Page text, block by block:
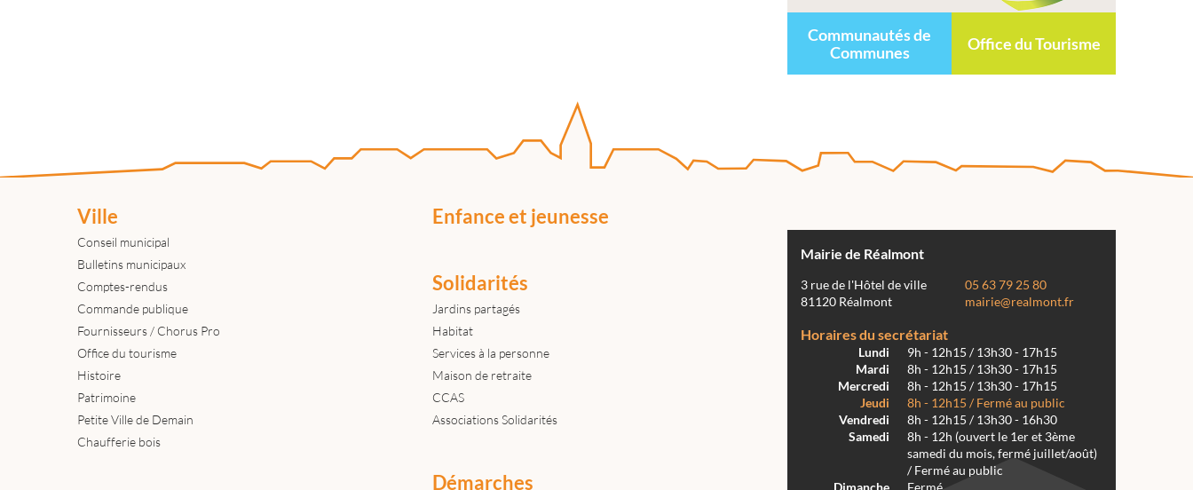
Communautés de
Communes
Office du Tourisme
Ville
Conseil municipal
Bulletins municipaux
Comptes-rendus
Commande publique
Fournisseurs / Chorus Pro
Office du tourisme
Histoire
Patrimoine
Petite Ville de Demain
Chaufferie bois
Enfance et jeunesse
Solidarités
Jardins partagés
Habitat
Services à la personne
Maison de retraite
CCAS
Associations Solidarités
Démarches
Mairie de Réalmont
3 rue de l'Hôtel de ville
81120 Réalmont
05 63 79 25 80
mairie@realmont.fr
Horaires du secrétariat
Lundi
9h - 12h15 / 13h30 - 17h15
Mardi
8h - 12h15 / 13h30 - 17h15
Mercredi
8h - 12h15 / 13h30 - 17h15
Jeudi
8h - 12h15 / Fermé au public
Vendredi
8h - 12h15 / 13h30 - 16h30
Samedi
8h - 12h (ouvert le 1er et 3ème
samedi du mois, fermé juillet/août)
/ Fermé au public
Dimanche
Fermé